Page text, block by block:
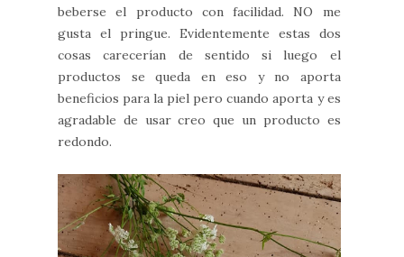
beberse el producto con facilidad. NO me
gusta el pringue. Evidentemente estas dos
cosas carecerían de sentido si luego el
productos se queda en eso y no aporta
beneficios para la piel pero cuando aporta y es
agradable de usar creo que un producto es
redondo.